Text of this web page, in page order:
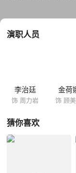
库破解了自己身世之谜
的拖油瓶顾泰丰。父子
演职人员
李治廷
饰 周力岩
金荷
饰 顾
猜你喜欢